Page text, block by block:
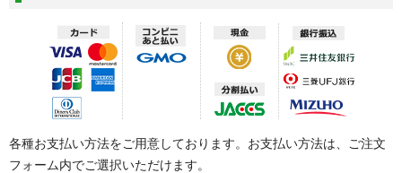
各種お支払い方法をご用意しております。お支払い方法は、ご注文
フォーム内でご選択いただけます。